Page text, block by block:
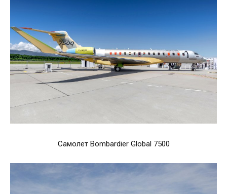
Самолет Bombardier Global 7500